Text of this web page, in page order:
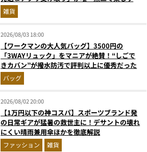
た雑貨
2026/08/03 18:00
【ワークマンの大人気バッグ】3500円の
「3WAYリュック」をマニアが絶賛！“しごで
きカバン”が撥水防汚で評判以上に優秀だった
バッグ
2026/08/02 20:00
【1万円以下の神コスパ】スポーツブランド発
の日常ギアが猛暑の救世主に！デサントの壊れ
にくい晴雨兼用傘ほかを徹底解説
ファッション 雑貨